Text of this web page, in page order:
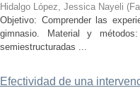
Hidalgo López, Jessica Nayeli (
Objetivo: Comprender las
gimnasio. Material y
semiestructuradas ...
Efectividad de una